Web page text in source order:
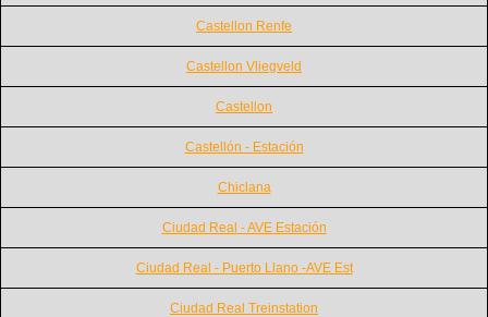
Castellon Renfe
Castellon Vliegveld
Castellon
Castellón - Estación
Chiclana
Ciudad Real - AVE Estación
Ciudad Real - Puerto Llano -AVE Est
Ciudad Real Treinstation